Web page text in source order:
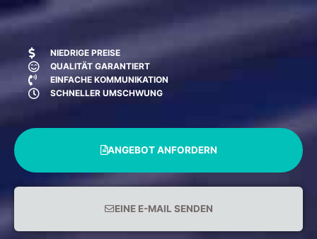
NIEDRIGE PREISE
QUALITÄT GARANTIERT
EINFACHE KOMMUNIKATION
SCHNELLER UMSCHWUNG
ANGEBOT ANFORDERN
EINE E-MAIL SENDEN